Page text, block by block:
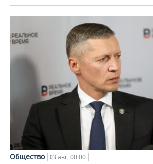
Общество 03 авг, 00:00